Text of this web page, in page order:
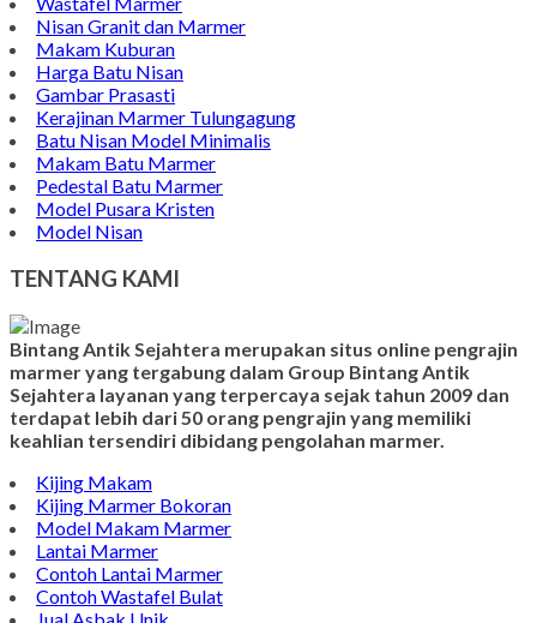
Contoh Bongpay Kristen
Contoh Vandel Marmer
Makam Marmer Islam
Prasasti Marmer Jumbo
Contoh Nisan Model Muslim
Batu Nisan Minimalis
Kijing Makam Marmer
Contoh Makam Granit
Kijing Islam Marmer
Prasasti Nisan
Makam Marmer
Contoh Prasasti Peresmian
Wastafel Marmer
Makam Kuburan
Harga Batu Nisan
Gambar Prasasti
Kerajinan Marmer Tulungagung
Batu Nisan Model Minimalis
Makam Batu Marmer
Pedestal Batu Marmer
Model Pusara Kristen
Model Nisan
TENTANG KAMI